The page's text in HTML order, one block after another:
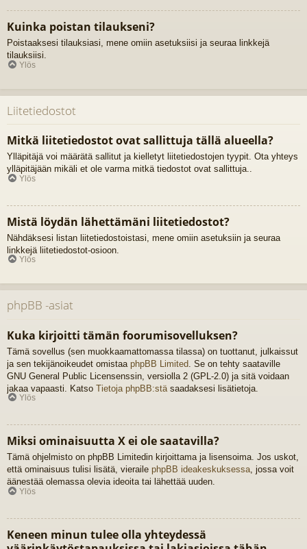
Kuinka poistan tilaukseni?
Poistaaksesi tilauksiasi, mene omiin asetuksiisi ja seuraa linkkejä
tilauksiisi.
Ylös
Liitetiedostot
Mitkä liitetiedostot ovat sallittuja tällä alueella?
Ylläpitäjä voi määrätä sallitut ja kielletyt liitetiedostojen tyypit. Ota yhteys
ylläpitäjään mikäli et ole varma mitkä tiedostot ovat sallittuja..
Ylös
Mistä löydän lähettämäni liitetiedostot?
Nähdäksesi listan liitetiedostoistasi, mene omiin asetuksiin ja seuraa
linkkejä liitetiedostot-osioon.
Ylös
phpBB -asiat
Kuka kirjoitti tämän foorumisovelluksen?
Tämä sovellus (sen muokkaamattomassa tilassa) on tuottanut, julkaissut
ja sen tekijänoikeudet omistaa phpBB Limited . Se on tehty saataville
GNU General Public Licensenssin, versiolla 2 (GPL-2.0) ja sitä voidaan
jakaa vapaasti. Katso Tietoja phpBB:stä saadaksesi lisätietoja.
Ylös
Miksi ominaisuutta X ei ole saatavilla?
Tämä ohjelmisto on phpBB Limitedin kirjoittama ja lisensoima. Jos uskot,
että ominaisuus tulisi lisätä, vieraile phpBB ideakeskuksessa, jossa voit
äänestää olemassa olevia ideoita tai lähettää uuden.
Ylös
Keneen minun tulee olla yhteydessä